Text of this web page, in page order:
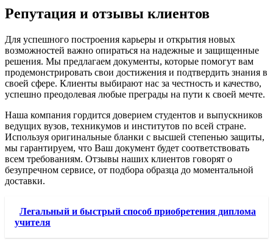
Репутация и отзывы клиентов
Для успешного построения карьеры и открытия новых
возможностей важно опираться на надежные и защищенные
решения. Мы предлагаем документы, которые помогут вам
продемонстрировать свои достижения и подтвердить знания в
своей сфере. Клиенты выбирают нас за честность и качество,
успешно преодолевая любые преграды на пути к своей мечте.
Наша компания гордится доверием студентов и выпускников
ведущих вузов, техникумов и институтов по всей стране.
Используя оригинальные бланки с высшей степенью защиты,
мы гарантируем, что Ваш документ будет соответствовать
всем требованиям. Отзывы наших клиентов говорят о
безупречном сервисе, от подбора образца до моментальной
доставки.
Легальный и быстрый способ приобретения диплома
учителя